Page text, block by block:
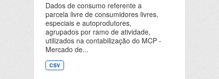
Dados de consumo referente a
parcela livre de consumidores livres,
especiais e autoprodutores,
agrupados por ramo de atividade,
utilizados na contabilização do MCP -
Mercado de...
CSV